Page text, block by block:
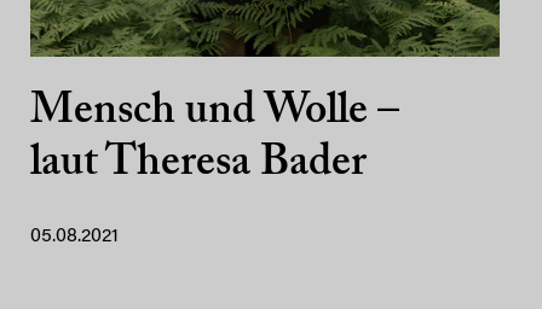
Mensch und Wolle –
laut Theresa Bader
05.08.2021